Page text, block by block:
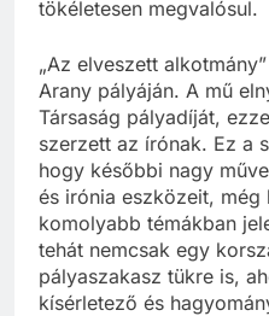
tökéletesen megvalósul.
„Az elveszett
Arany pályáján. A mű
Társaság pályadíját,
szerzett az írónak. Ez a
hogy későbbi nagy
és irónia eszközeit, még
komolyabb témákban
tehát nemcsak egy
pályaszakasz tükre is,
kísérletező és